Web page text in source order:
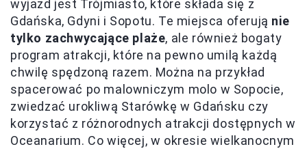
wyjazd jest Trójmiasto, które składa się z
Gdańska, Gdyni i Sopotu. Te miejsca oferują nie
tylko zachwycające plaże, ale również bogaty
program atrakcji, które na pewno umilą każdą
chwilę spędzoną razem. Można na przykład
spacerować po malowniczym molo w Sopocie,
zwiedzać urokliwą Starówkę w Gdańsku czy
korzystać z różnorodnych atrakcji dostępnych w
Oceanarium. Co więcej, w okresie wielkanocnym